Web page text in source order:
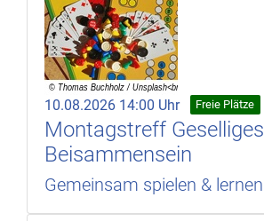
10.08.2026 14:00 Uhr Freie Plätze
Montagstreff Geselliges
Beisammensein
Gemeinsam spielen & lernen